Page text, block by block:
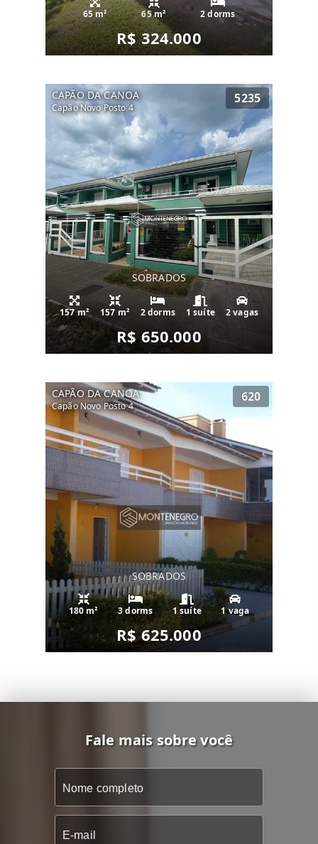
65 m² 65 m² 2 dorms
R$ 324.000
CAPÃO DA CANOA
Capão Novo Posto 4
5235
SOBRADOS
157 m² 157 m² 2 dorms 1 suíte 2 vagas
R$ 650.000
CAPÃO DA CANOA
Capão Novo Posto 4
620
SOBRADOS
180 m² 3 dorms 1 suíte 1 vaga
R$ 625.000
Fale mais sobre você